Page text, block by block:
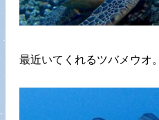
最近いてくれるツバメウオ